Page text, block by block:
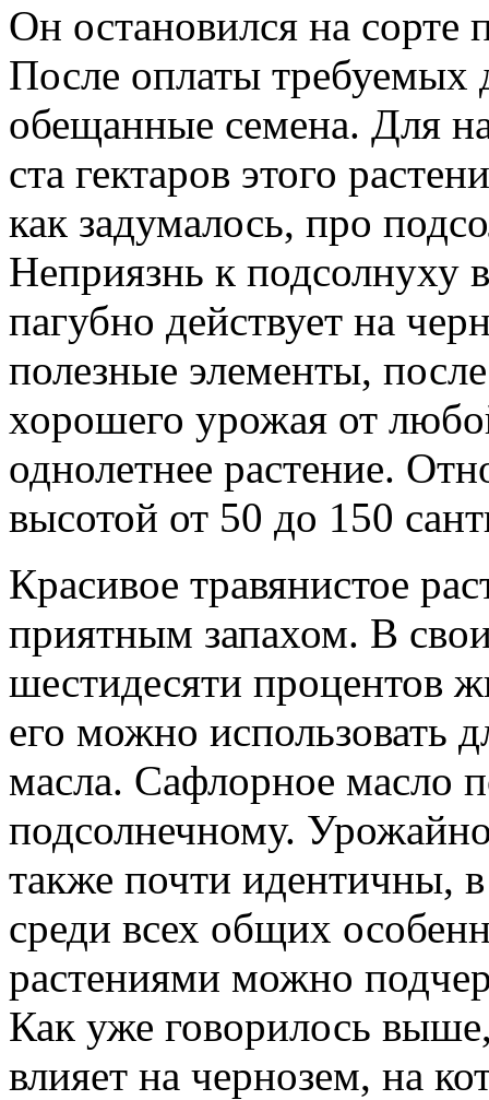
Он остановился на сорте
После оплаты требуемых
обещанные семена. Для
ста гектаров этого
как задумалось, про
Неприязнь к подсолнуху
пагубно действует на
полезные элементы,
хорошего урожая от
однолетнее растение.
высотой от 50 до 150
Красивое травянистое
приятным запахом. В
шестидесяти процентов
его можно использовать
масла. Сафлорное масло
подсолнечному.
также почти идентичны,
среди всех общих
растениями можно
Как уже говорилось
влияет на чернозем, на